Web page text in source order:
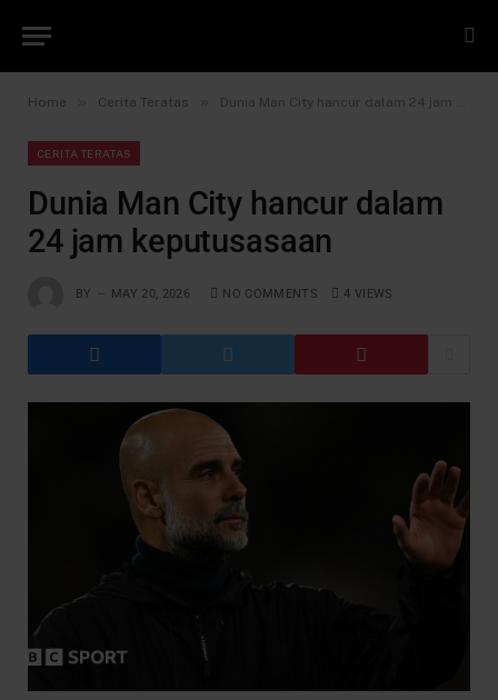
Home Cerita Teratas Dunia Man City hancur dalam 24 jam keputusasaan
CERITA TERATAS
Dunia Man City hancur dalam
24 jam keputusasaan
BY MAY 20, 2026 NO COMMENTS 4 VIEWS